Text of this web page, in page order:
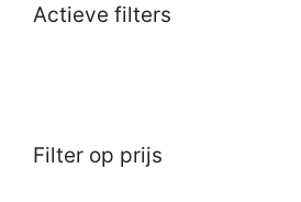
Actieve filters
Filter op prijs